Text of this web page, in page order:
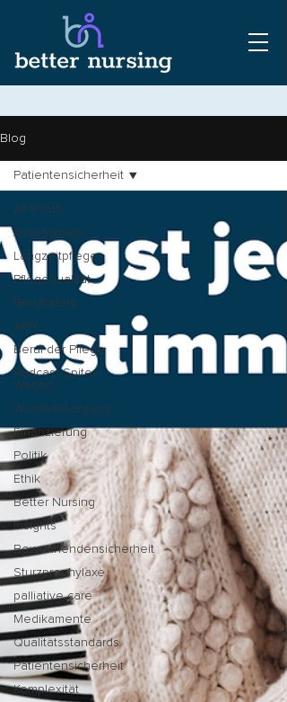
Blog
All Posts
Assessment
Langzeitpflege
Pflegequalität
Berufsstolz
APN
Beruf der Pflege
Podcast Spitex-
Welten
Wundversorgung
Finanzierung
Politik
Ethik
Better Nursing
Insights
Bewohnendensicherheit
Sturzprophylaxe
palliative care
Medikamente
Qualitätsstandards
Patientensicherheit
Komplexität
Patientensicherheit